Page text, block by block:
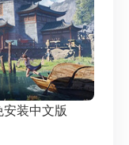
装中文版